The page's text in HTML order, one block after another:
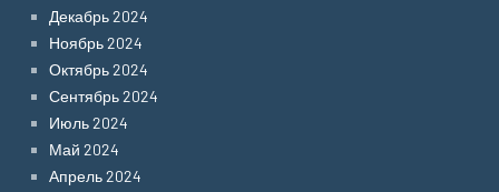
Декабрь 2024
Ноябрь 2024
Октябрь 2024
Сентябрь 2024
Июль 2024
Май 2024
Апрель 2024